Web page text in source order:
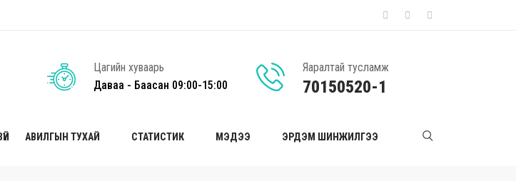
Цагийн хуваарь
Даваа - Баасан 09:00-15:00
Яаралтай тусламж
70150520-1
АВИЛГЫН ТУХАЙ СТАТИСТИК МЭДЭЭ ЭРДЭМ ШИНЖИЛГЭЭ